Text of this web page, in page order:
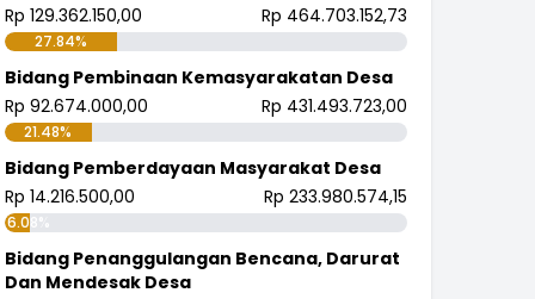
Rp 129.362.150,00
Rp 464.703.152,73
27.84%
Bidang Pembinaan Kemasyarakatan Desa
Rp 92.674.000,00
Rp 431.493.723,00
21.48%
Bidang Pemberdayaan Masyarakat Desa
Rp 14.216.500,00
Rp 233.980.574,15
6.08%
Bidang Penanggulangan Bencana, Darurat
Dan Mendesak Desa